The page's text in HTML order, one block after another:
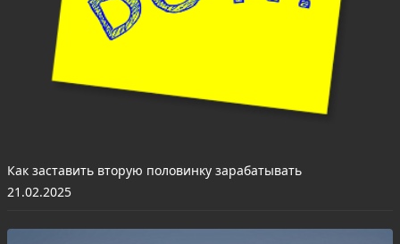
Как заставить вторую половинку зарабатывать
21.02.2025